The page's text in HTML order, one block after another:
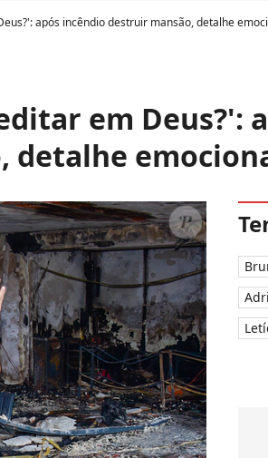
após incêndio destruir mansão, detalhe
em Deus?':